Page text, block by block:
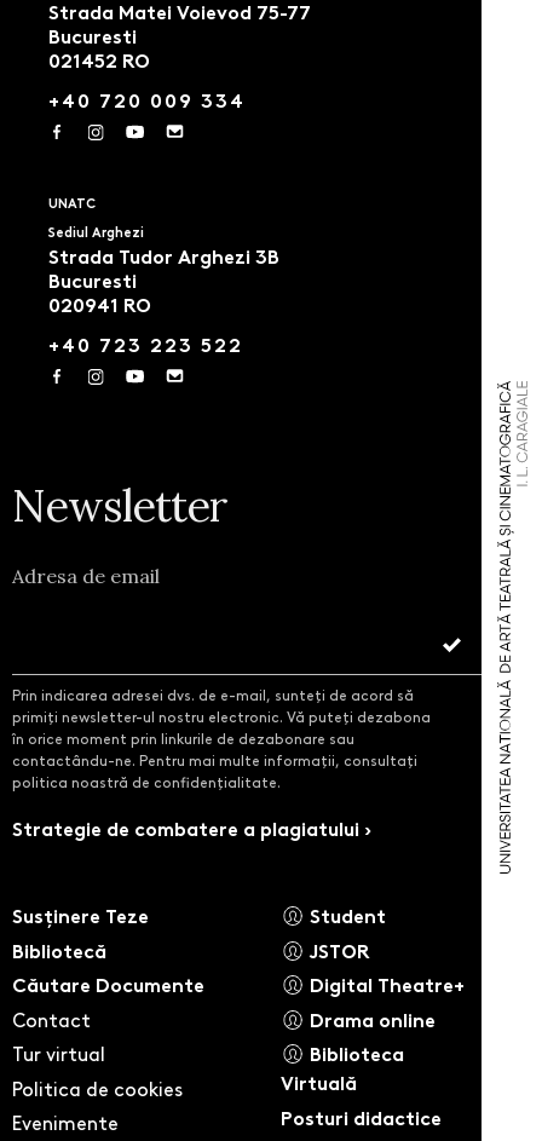
Strada Matei Voievod 75-77
Bucuresti
021452 RO
+40 720 009 334
UNATC
Sediul Arghezi
Strada Tudor Arghezi 3B
Bucuresti
020941 RO
+40 723 223 522
Newsletter
Adresa de email
Prin indicarea adresei dvs. de e-mail, sunteți de acord să
primiți newsletter-ul nostru electronic. Vă puteți dezabona
în orice moment prin linkurile de dezabonare sau
contactându-ne. Pentru mai multe informații, consultați
politica noastră de confidențialitate.
Strategie de combatere a plagiatului ›
Susținere Teze
Bibliotecă
Căutare Documente
Contact
Tur virtual
Politica de cookies
Evenimente
Student
JSTOR
Digital Theatre+
Drama online
Biblioteca
Virtuală
Posturi didactice